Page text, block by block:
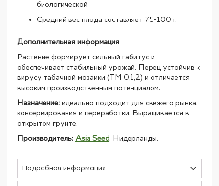
биологической.
Средний вес плода составляет 75-100 г.
Дополнительная информация
Растение формирует сильный габитус и
обеспечивает стабильный урожай. Перец устойчив к
вирусу табачной мозаики (TM 0,1,2) и отличается
высоким производственным потенциалом.
Назначение: идеально подходит для свежего рынка,
консервирования и переработки. Выращивается в
открытом грунте.
Производитель: Asia Seed, Нидерланды.
Подробная информация